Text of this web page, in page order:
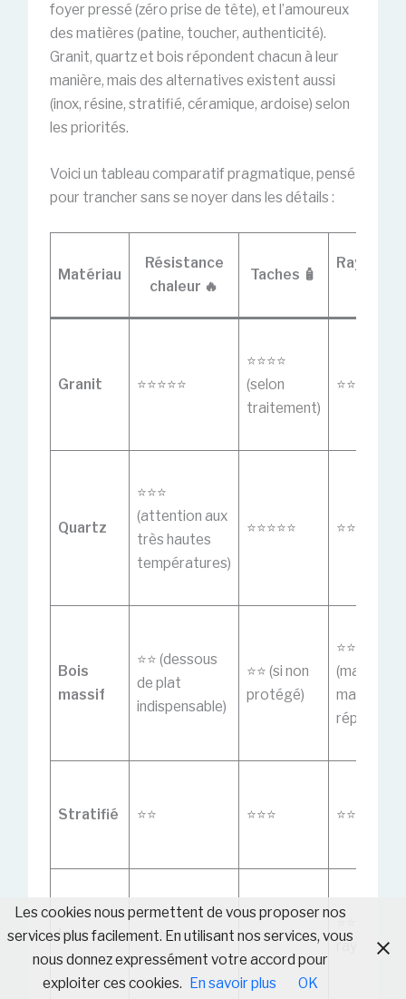
foyer pressé (zéro prise de tête), et l’amoureux
des matières (patine, toucher, authenticité).
Granit, quartz et bois répondent chacun à leur
manière, mais des alternatives existent aussi
(inox, résine, stratifié, céramique, ardoise) selon
les priorités.
Voici un tableau comparatif pragmatique, pensé
pour trancher sans se noyer dans les détails :
Matériau
Résistance
chaleur 🔥
Taches 🧴
Rayures
Granit ⭐️⭐️⭐️⭐️⭐️
⭐️⭐️⭐️⭐️
(selon
traitement)
⭐️⭐️⭐️⭐️⭐️
Quartz
⭐️⭐️⭐️
(attention aux
très hautes
températures)
⭐️⭐️⭐️⭐️⭐️ ⭐️⭐️⭐️⭐️
Bois
massif
⭐️⭐️ (dessous
de plat
indispensable)
⭐️⭐️ (si non
protégé)
⭐️⭐️⭐️
(marque
mais se
répare)
Stratifié ⭐️⭐️ ⭐️⭐️⭐️ ⭐️⭐️⭐️
Inox ⭐️⭐️⭐️⭐️⭐️ ⭐️⭐️⭐️⭐️⭐️
⭐️⭐️ (se
raye)
Les cookies nous permettent de vous proposer nos
services plus facilement. En utilisant nos services, vous
nous donnez expressément votre accord pour
exploiter ces cookies. En savoir plus OK